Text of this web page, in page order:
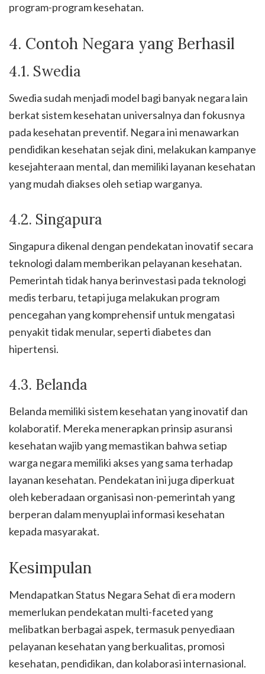
program-program kesehatan.
4. Contoh Negara yang Berhasil
4.1. Swedia
Swedia sudah menjadi model bagi banyak negara lain
berkat sistem kesehatan universalnya dan fokusnya
pada kesehatan preventif. Negara ini menawarkan
pendidikan kesehatan sejak dini, melakukan kampanye
kesejahteraan mental, dan memiliki layanan kesehatan
yang mudah diakses oleh setiap warganya.
4.2. Singapura
Singapura dikenal dengan pendekatan inovatif secara
teknologi dalam memberikan pelayanan kesehatan.
Pemerintah tidak hanya berinvestasi pada teknologi
medis terbaru, tetapi juga melakukan program
pencegahan yang komprehensif untuk mengatasi
penyakit tidak menular, seperti diabetes dan
hipertensi.
4.3. Belanda
Belanda memiliki sistem kesehatan yang inovatif dan
kolaboratif. Mereka menerapkan prinsip asuransi
kesehatan wajib yang memastikan bahwa setiap
warga negara memiliki akses yang sama terhadap
layanan kesehatan. Pendekatan ini juga diperkuat
oleh keberadaan organisasi non-pemerintah yang
berperan dalam menyuplai informasi kesehatan
kepada masyarakat.
Kesimpulan
Mendapatkan Status Negara Sehat di era modern
memerlukan pendekatan multi-faceted yang
melibatkan berbagai aspek, termasuk penyediaan
pelayanan kesehatan yang berkualitas, promosi
kesehatan, pendidikan, dan kolaborasi internasional.